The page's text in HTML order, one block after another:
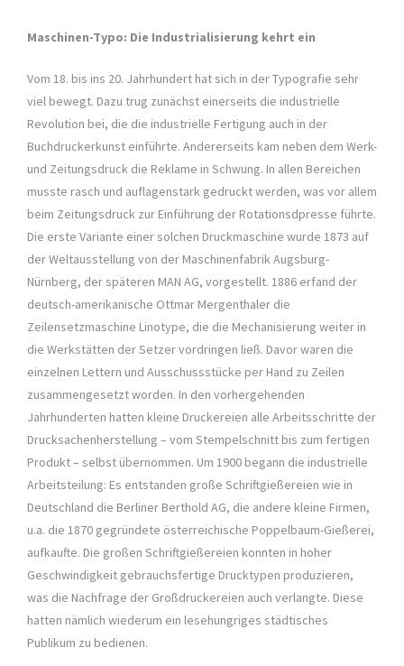
Maschinen-Typo: Die Industrialisierung kehrt ein
Vom 18. bis ins 20. Jahrhundert hat sich in der Typografie sehr
viel bewegt. Dazu trug zunächst einerseits die industrielle
Revolution bei, die die industrielle Fertigung auch in der
Buchdruckerkunst einführte. Andererseits kam neben dem Werk-
und Zeitungsdruck die Reklame in Schwung. In allen Bereichen
musste rasch und auflagenstark gedruckt werden, was vor allem
beim Zeitungsdruck zur Einführung der Rotationsdpresse führte.
Die erste Variante einer solchen Druckmaschine wurde 1873 auf
der Weltausstellung von der Maschinenfabrik Augsburg-
Nürnberg, der späteren MAN AG, vorgestellt. 1886 erfand der
deutsch-amerikanische Ottmar Mergenthaler die
Zeilensetzmaschine Linotype, die die Mechanisierung weiter in
die Werkstätten der Setzer vordringen ließ. Davor waren die
einzelnen Lettern und Ausschussstücke per Hand zu Zeilen
zusammengesetzt worden. In den vorhergehenden
Jahrhunderten hatten kleine Druckereien alle Arbeitsschritte der
Drucksachenherstellung – vom Stempelschnitt bis zum fertigen
Produkt – selbst übernommen. Um 1900 begann die industrielle
Arbeitsteilung: Es entstanden große Schriftgießereien wie in
Deutschland die Berliner Berthold AG, die andere kleine Firmen,
u.a. die 1870 gegründete österreichische Poppelbaum-Gießerei,
aufkaufte. Die großen Schriftgießereien konnten in hoher
Geschwindigkeit gebrauchsfertige Drucktypen produzieren,
was die Nachfrage der Großdruckereien auch verlangte. Diese
hatten nämlich wiederum ein lesehungriges städtisches
Publikum zu bedienen.